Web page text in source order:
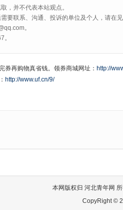
，并不代表本站观点。
要联系、沟通、投诉的单位及个人，请在
。
。
券再购物真省钱。领券商城网址： http://
http://www.uf.cn/9/
本网版权归 河北青年网
CopyRight ©